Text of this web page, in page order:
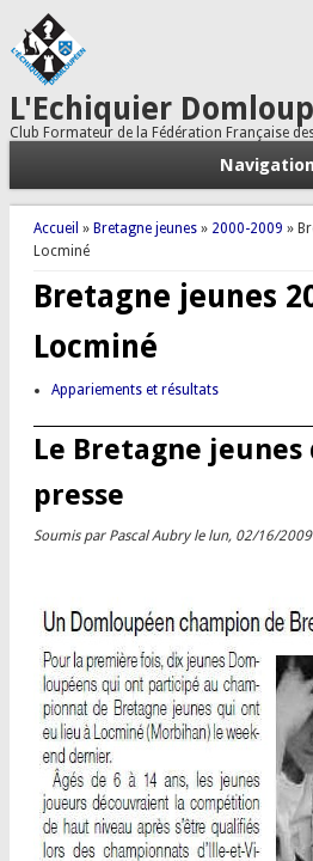
L'Echiquier
Club Formateur de la Fédération Française
Navigation
Vous êtes ici
Accueil » Bretagne jeunes» 2000-2009 »
Locminé
Bretagne jeunes
Locminé
Appariements et résultats
Le Bretagne jeunes
presse
Soumis par Pascal Aubryle lun, 02/16/2009